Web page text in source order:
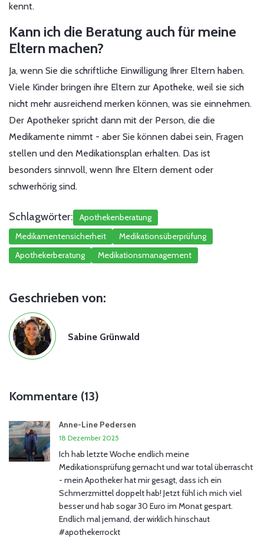
kennt.
Kann ich die Beratung auch für meine
Eltern machen?
Ja, wenn Sie die schriftliche Einwilligung Ihrer Eltern haben.
Viele Kinder bringen ihre Eltern zur Apotheke, weil sie sich
nicht mehr ausreichend merken können, was sie einnehmen.
Der Apotheker spricht dann mit der Person, die die
Medikamente nimmt - aber Sie können dabei sein, Fragen
stellen und den Medikationsplan erhalten. Das ist
besonders sinnvoll, wenn Ihre Eltern dement oder
schwerhörig sind.
Schlagwörter:
Apothekenberatung
Medikamentensicherheit
Medikationsüberprüfung
Apothekerberatung
Medikationsmanagement
Geschrieben von:
Sabine Grünwald
Kommentare (13)
Anne-Line Pedersen
18 Dezember 2025
Ich hab letzte Woche endlich meine
Medikationsprüfung gemacht und war total überrascht
- mein Apotheker hat mir gesagt, dass ich ein
Schmerzmittel doppelt hab! Jetzt fühl ich mich viel
besser und hab sogar 30 Euro im Monat gespart.
Endlich mal jemand, der wirklich hinschaut
#apothekerrockt